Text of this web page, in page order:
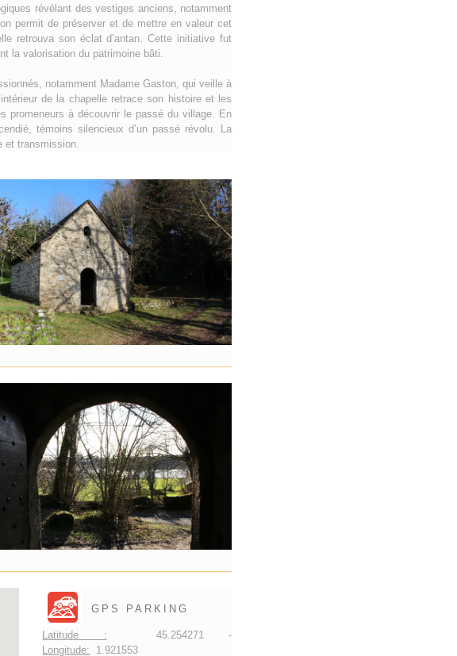
révélant des vestiges anciens, notamment
permit de préserver et de mettre en valeur cet
retrouva son éclat d’antan. Cette initiative fut
la valorisation du patrimoine bâti.
notamment Madame Gaston, qui veille à
de la chapelle retrace son histoire et les
promeneurs à découvrir le passé du village. En
témoins silencieux d’un passé révolu. La
et transmission.
GPS PARKING
Latitude : 45.254271 -
Longitude: 1.921553